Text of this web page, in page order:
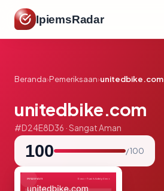
IpiemsRadar
Beranda›Pemeriksaan›unitedbike.com
unitedbike.com
#D24E8D36 · Sangat Aman
100 / 100